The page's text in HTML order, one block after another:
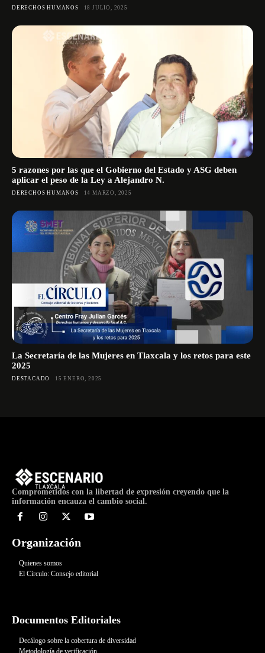
DERECHOS HUMANOS 18 JULIO, 2025
5 razones por las que el Gobierno del Estado y ASG deben
aplicar el peso de la Ley a Alejandro N.
DERECHOS HUMANOS 14 MARZO, 2025
La Secretaría de las Mujeres en Tlaxcala y los retos para este
2025
DESTACADO 15 ENERO, 2025
Comprometidos con la libertad de expresión creyendo que la
información encauza el cambio social.
Organización
Quienes somos
El Círculo: Consejo editorial
Documentos Editoriales
Decálogo sobre la cobertura de diversidad
Metodología de verificación